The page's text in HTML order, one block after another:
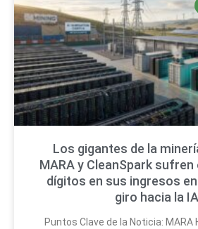
Los gigantes de la
MARA y CleanSpark
dígitos en sus ingresos
giro hacia la IA
Puntos Clave de la Noticia: